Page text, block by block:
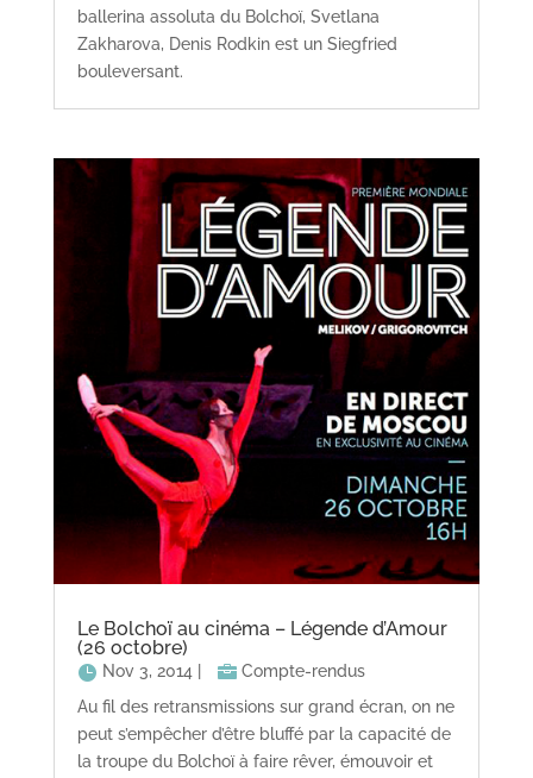
ballerina assoluta du Bolchoï, Svetlana
Zakharova, Denis Rodkin est un Siegfried
bouleversant.
Le Bolchoï au cinéma – Légende d’Amour
(26 octobre)
Nov 3, 2014|
Compte-rendus
Au fil des retransmissions sur grand écran, on ne
peut s’empêcher d’être bluffé par la capacité de
la troupe du Bolchoï à faire rêver, émouvoir et